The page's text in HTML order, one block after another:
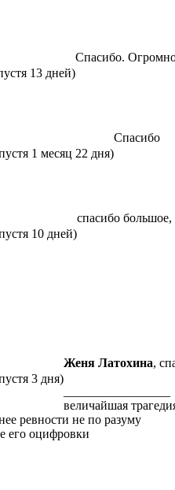
13 дней)
Спасибо.
1 месяц 22 дня)
Спасибо
10 дней)
спасибо
3 дня)
Женя Латохина,
величайшая
ревности не по разуму
его оцифровки